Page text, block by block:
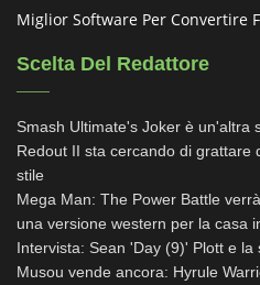
Miglior Software Per Convertire
Scelta Del Redattore
Smash Ultimate's Joker è un'altra
Redout II sta cercando di grattare
stile
Mega Man: The Power Battle
una versione western per la casa
Intervista: Sean 'Day (9)' Plott e la
Musou vende ancora: Hyrule